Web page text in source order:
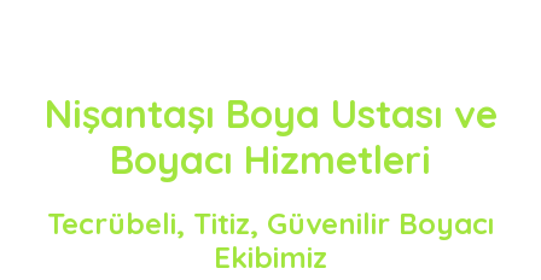
Nişantaşı Boya Ustası ve
Boyacı Hizmetleri
Tecrübeli, Titiz, Güvenilir Boyacı
Ekibimiz